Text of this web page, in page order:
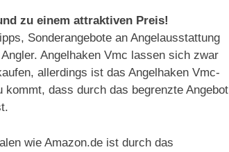
zu einem attraktiven Preis!
Sonderangebote an Angelausstattung
Angelhaken Vmc lassen sich zwar
allerdings ist das Angelhaken Vmc-
dass durch das begrenzte Angebot
wie Amazon.de ist durch das